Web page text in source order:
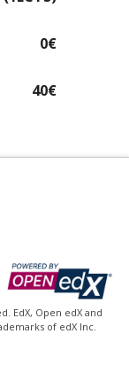
0€
40€
EdX, Open edX and
of edX Inc.